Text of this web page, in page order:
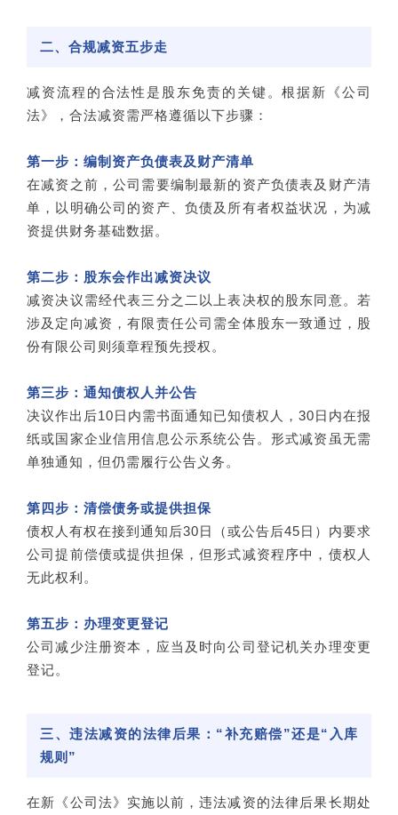
二、合规减资五步走
减资流程的合法性是股东免责的关键。根据新《公司
法》，合法减资需严格遵循以下步骤：
第一步：编制资产负债表及财产清单
在减资之前，公司需要编制最新的资产负债表及财产清
单，以明确公司的资产、负债及所有者权益状况，为减
资提供财务基础数据。
第二步：股东会作出减资决议
减资决议需经代表三分之二以上表决权的股东同意。若
涉及定向减资，有限责任公司需全体股东一致通过，股
份有限公司则须章程预先授权。
第三步：通知债权人并公告
决议作出后10日内需书面通知已知债权人，30日内在报
纸或国家企业信用信息公示系统公告。形式减资虽无需
单独通知，但仍需履行公告义务。
第四步：清偿债务或提供担保
债权人有权在接到通知后30日（或公告后45日）内要求
公司提前偿债或提供担保，但形式减资程序中，债权人
无此权利。
第五步：办理变更登记
公司减少注册资本，应当及时向公司登记机关办理变更
登记。
三、违法减资的法律后果：“补充赔偿”还是“入库
规则”
在新《公司法》实施以前，违法减资的法律后果长期处